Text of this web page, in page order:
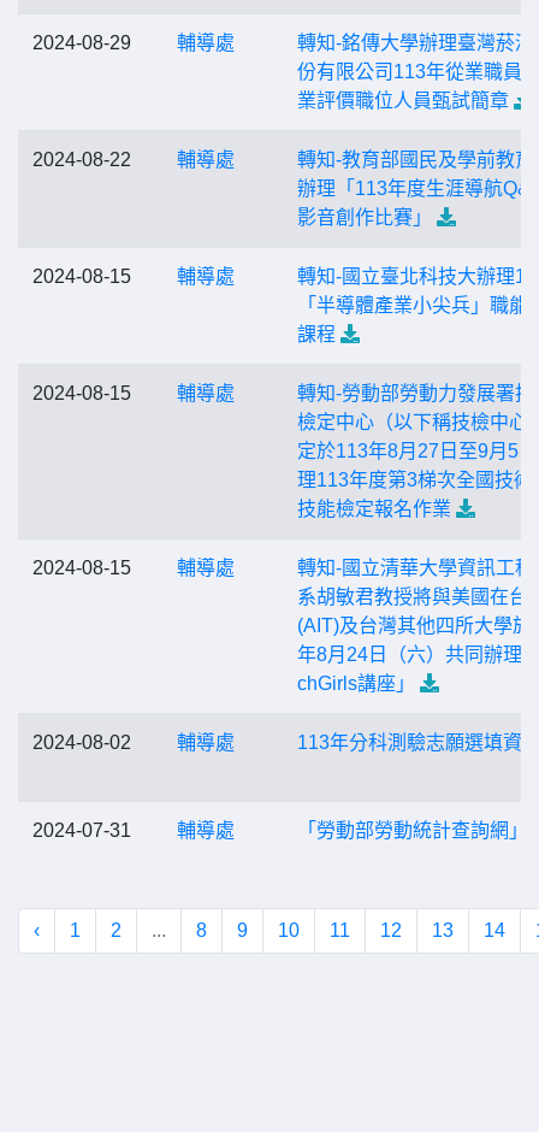
2024-08-29 輔導處
轉知-銘傳大學辦理臺灣菸酒
份有限公司113年從業職員
業評價職位人員甄試簡章
2024-08-22 輔導處
轉知-教育部國民及學前教育
辦理「113年度生涯導航
影音創作比賽」
2024-08-15 輔導處
轉知-國立臺北科技大辦理
「半導體產業小尖兵」職能
課程
2024-08-15 輔導處
轉知-勞動部勞動力發展署技
檢定中心（以下稱技檢中心
定於113年8月27日至9月5
理113年度第3梯次全國技術
技能檢定報名作業
2024-08-15 輔導處
轉知-國立清華大學資訊工程
系胡敏君教授將與美國在台
(AIT)及台灣其他四所大學於
年8月24日（六）共同辦理
chGirls講座」
2024-08-02 輔導處 113年分科測驗志願選填資
2024-07-31 輔導處 「勞動部勞動統計查詢網」
‹ 1 2 ... 8 9 10 11 12 13 14